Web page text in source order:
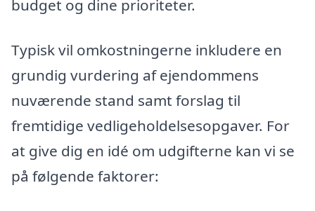
budget og dine prioriteter.
Typisk vil omkostningerne inkludere en
grundig vurdering af ejendommens
nuværende stand samt forslag til
fremtidige vedligeholdelsesopgaver. For
at give dig en idé om udgifterne kan vi se
på følgende faktorer: